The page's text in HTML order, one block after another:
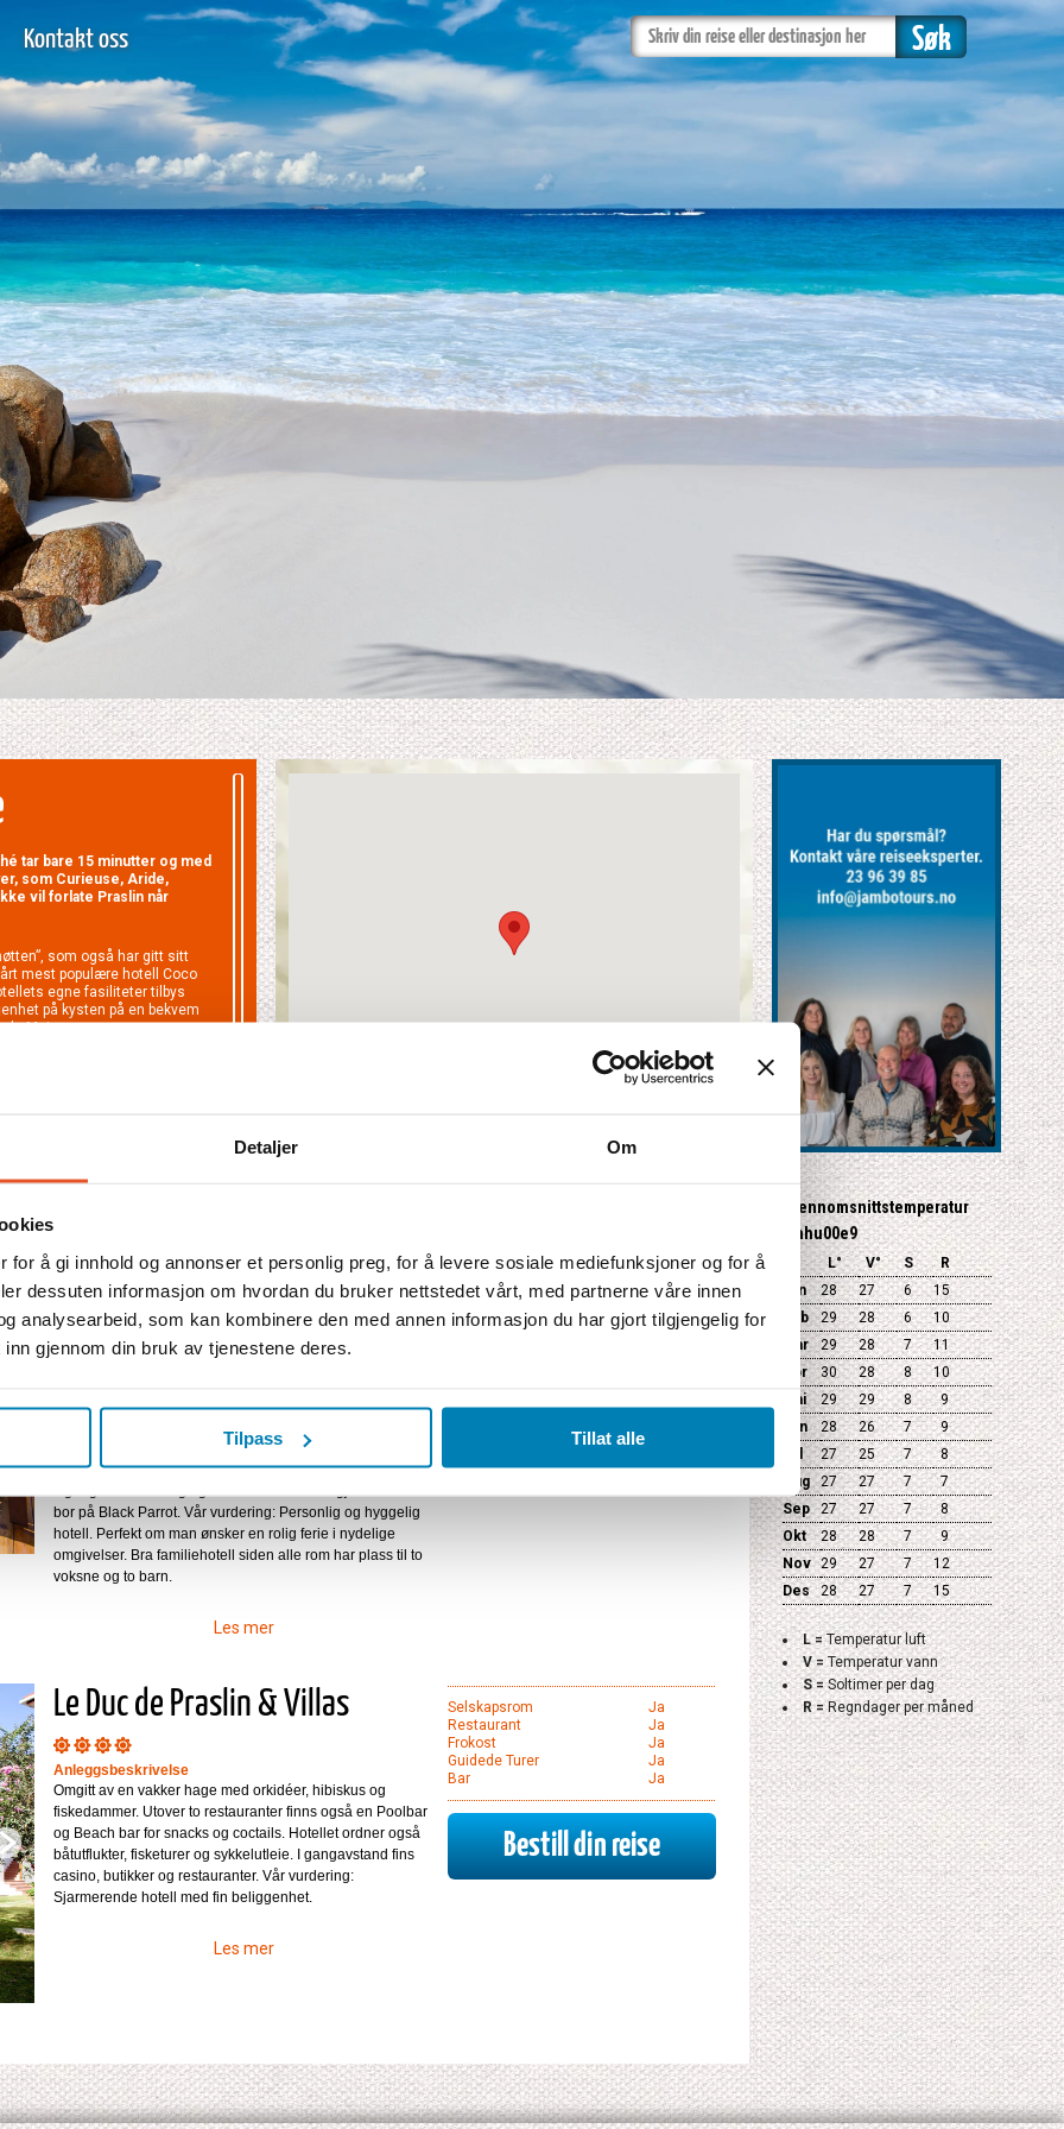
Detaljer Om
for å gi innhold og annonser et personlig preg, for å levere sosiale mediefunksjoner og for å
dessuten informasjon om hvordan du bruker nettstedet vårt, med partnerne våre innen
analysearbeid, som kan kombinere den med annen informasjon du har gjort tilgjengelig for
gjennom din bruk av tjenestene deres.
Tilpass Tillat alle
Kontakt oss
tar bare 15 minutter og med
som Curieuse, Aride,
vil forlate Praslin når
som også har gitt sitt
mest populære hotell Coco
egne fasiliteter tilbys
på kysten på en bekvem
de Mai.
av et norsk par og er vel
velger dere selv når dere
vi en reise etter deres
Coco de Mer Hotel
Anleggsbeskrivelse
Velholdt hotell omgitt av en bugnende hage. To
restauranter, bar, basseng, barnebasseng, bibliotek,
shuttleservice til Anse Lazio og utleie av sykler og
som kun er tillatt for voksne og barn fra 14 år. Denne del
passer utmerket for f.eks bryllupsreisende. Her har man
bor på Black Parrot. Vår vurdering: Personlig og hyggelig
hotell. Perfekt om man ønsker en rolig ferie i nydelige
omgivelser. Bra familiehotell siden alle rom har plass til to
voksne og to barn.
Les mer
Vannsportsaktiviteter
Ja
Ja
Restaurant
Ja
Basseng
Ja
Spa
Ja
Le Duc de Praslin & Villas
Anleggsbeskrivelse
Omgitt av en vakker hage med orkidéer, hibiskus og
fiskedammer. Utover to restauranter finns også en Poolbar
og Beach bar for snacks og coctails. Hotellet ordner også
båtutflukter, fisketurer og sykkelutleie. I gangavstand fins
casino, butikker og restauranter. Vår vurdering:
Sjarmerende hotell med fin beliggenhet.
Les mer
Selskapsrom
Ja
Restaurant
Ja
Frokost
Ja
Guidede Turer
Ja
Bar
Ja
Bestill din reise
Gjennomsnittstemperatur
Mahu00e9
L° V° S
R
Jan
28 27 6
15
Feb
29 28 6
10
Mar
29 28 7
11
Apr
30 28 8
10
Mai
29 29 8
9
Jun
28 26 7
9
27 25 7
8
Aug
27 27 7
7
Sep
27 27 7
8
Okt
28 28 7
9
Nov 29 27 7
12
Des
28 27 7 15
L =Temperatur luft
V =Temperatur vann
S =Soltimer per dag
R =Regndager per måned
XClose